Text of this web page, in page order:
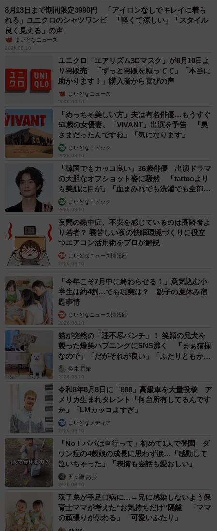
8月13日まで期間限定3990円 「アイロンなしでキレイに着ら
れる」ユニクロのシャツワンピ 「軽くて涼しい」「スタイル
良く見える」の声
まいどなニュース
2026.08.10
ユニクロ「エアリズム3Dマスク」が8月10日よ
り再販売 「ずっと再販を願ってて」「本当に
助かります！」購入者から喜びの声
まいどなニュース
2026.08.10
「めっちゃ美しい方」夫は有名俳優…もうすぐ
51歳の女優妻、「VIVANT」出演を予告 「奥
さまだったんですね」「気になります」
まいどなトピック
2026.08.10
「韓国でもカッコ良い」36歳俳優 出演ドラマ
の大胆なオフショット姿に騒然 「tattooより
も美肌に目が」「血まみれでも洗濯でも全部か
っこいい」
まいどなトピック
2026.08.10
夜間の熱中症、不安を感じているのは高齢者よ
り若者？ 寝苦しい夜の快眠環境づくりに役立
つエアコン活用術をプロが解説
まいどなニュース情報部
2026.08.10
「今年こそ7月中に終わらせる！」意気込む小
学生は約4割…でも現実は？ 親子の夏休み宿
題事情
まいどなニュース情報部
2026.08.10
猫が突然の「理不尽パンチ」！ 笑顔の兄犬を
襲った爆笑ハプニングにSNS沸く 「まぁ猫様
なので」「だがそれが良い」「ふたりともかわ
いいね」
梨木 香奈
2026.08.10
令和8年8月8日に「888」高級車を大量投稿 ア
メリカ生まれタレント「何台所有してるんです
か」「LMカッコよすぎ」
まいどなメディア
2026.08.10
「No！パパは車行って」初めて1人で登園 ダ
ウン症の4歳娘の成長に思わず涙…「感動して
泣いちゃった」「表情も会話も愛おしい」
五ヶ瀬 あお
2026.08.10
双子弟が手足口病に…→兄に感染しないよう保
育士ママが考えた“お気持ちだけ”隔離 「ママ
の頑張りが伝わる」「可愛いふたり」